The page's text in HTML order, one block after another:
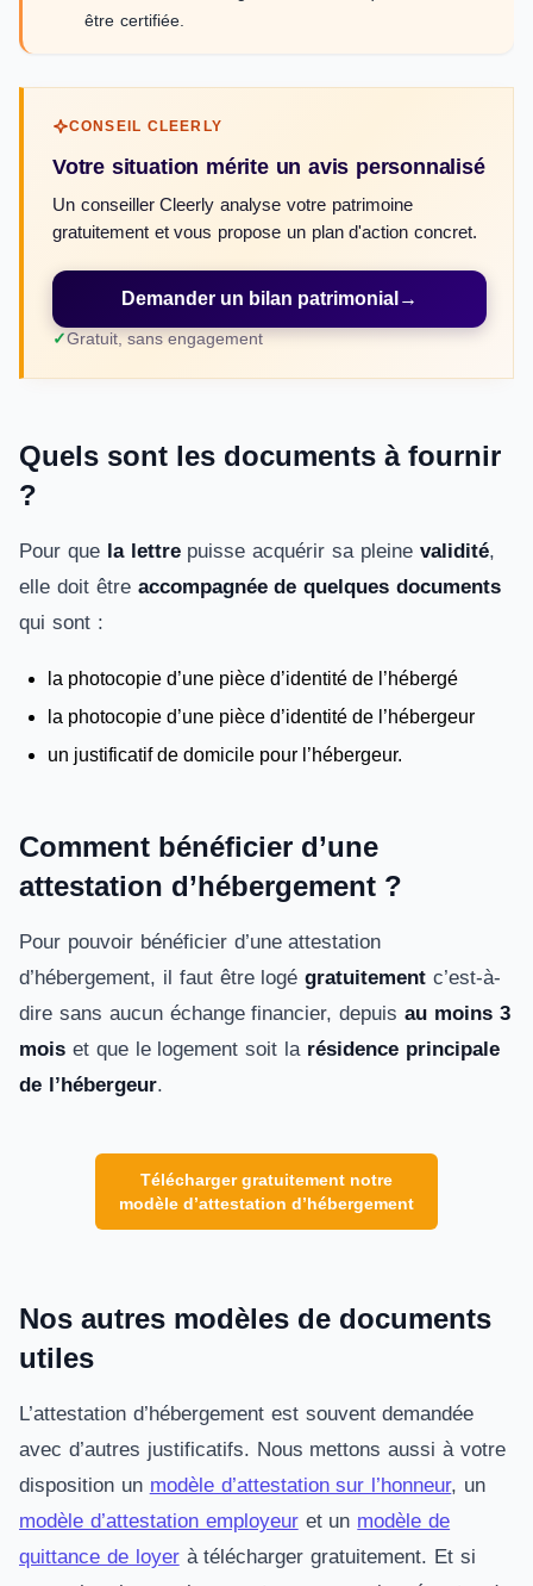
être certifiée.
CONSEIL CLEERLY
Votre situation mérite un avis personnalisé
Un conseiller Cleerly analyse votre patrimoine
gratuitement et vous propose un plan d'action concret.
Demander un bilan patrimonial →
Gratuit, sans engagement
Quels sont les documents à fournir
?
Pour que la lettrepuisse acquérir sa pleine validité,
elle doit être accompagnée de quelques documents
qui sont :
la photocopie d’une pièce d’identité de l’hébergé
la photocopie d’une pièce d’identité de l’hébergeur
un justificatif de domicile pour l’hébergeur.
Comment bénéficier d’une
attestation d’hébergement ?
Pour pouvoir bénéficier d’une attestation
d’hébergement, il faut être logégratuitement c’est-à-
dire sans aucun échange financier, depuisau moins 3
mois et que le logement soit la résidence principale
de l’hébergeur.
Télécharger gratuitement notre
modèle d’attestation d’hébergement
Nos autres modèles de documents
utiles
L’attestation d’hébergement est souvent demandée
avec d’autres justificatifs. Nous mettons aussi à votre
disposition un modèle d’attestation sur l’honneur, un
modèle d’attestation employeuret un modèle de
quittance de loyerà télécharger gratuitement. Et si